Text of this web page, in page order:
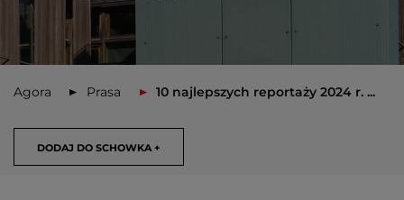
Agora Prasa 10 najlepszych reportaży 2024 r. ...
DODAJ DO SCHOWKA +